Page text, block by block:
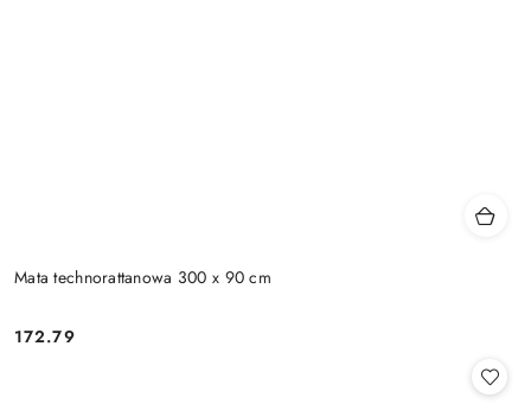
Mata technorattanowa 300 x 90 cm
Cena:
172.79